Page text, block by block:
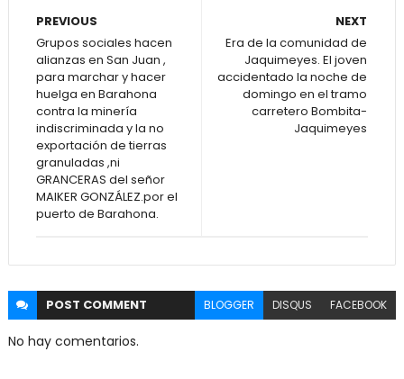
NEXT
Era de la comunidad de
Jaquimeyes. El joven
accidentado la noche de
domingo en el tramo
carretero Bombita-
Jaquimeyes
PREVIOUS
Grupos sociales hacen
alianzas en San Juan ,
para marchar y hacer
huelga en Barahona
contra la minería
indiscriminada y la no
exportación de tierras
granuladas ,ni
GRANCERAS del señor
MAIKER GONZÁLEZ.por el
puerto de Barahona.
POST COMMENT BLOGGER DISQUS FACEBOOK
No hay comentarios.